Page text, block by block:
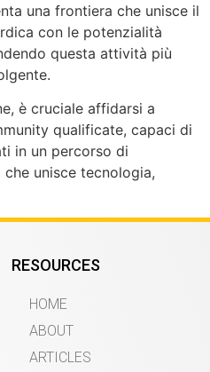
una frontiera che unisce il
con le potenzialità
questa attività più
è cruciale affidarsi a
qualificate, capaci di
in un percorso di
unisce tecnologia,
RESOURCES
HOME
ABOUT
ARTICLES